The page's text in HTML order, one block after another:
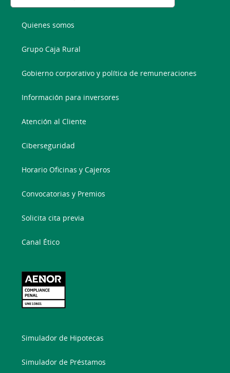
Quienes somos
Grupo Caja Rural
Gobierno corporativo y política de remuneraciones
Información para inversores
Atención al Cliente
Ciberseguridad
Horario Oficinas y Cajeros
Convocatorias y Premios
Solicita cita previa
Canal Ético
Simulador de Hipotecas
Simulador de Préstamos